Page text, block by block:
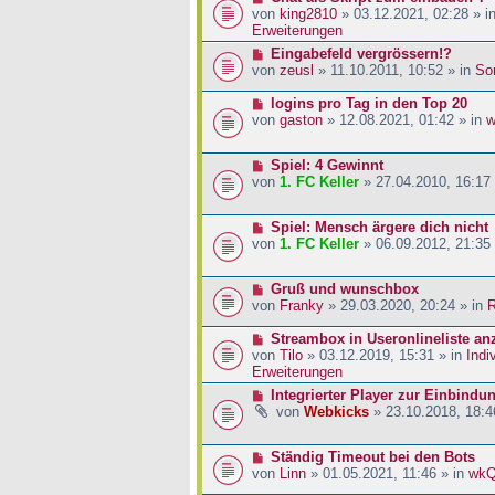
a
g
i
t
r
a
g
r
B
e
t
r
a
g
e
u
e
B
e
t
a
g
von king2810 » 03.12.2021, 02:28 » in
Erweiterungen
N
e
e
r
e
t
a
g
Eingabefeld vergrössern!?
von zeusl » 11.10.2011, 10:52 » in
N
e
e
B
i
r
g
logins pro Tag in den Top 20
von gaston » 12.08.2021, 01:42 » in
N
e
e
B
i
r
a
g
Spiel: 4 Gewinnt
von 1. FC Keller » 27.04.2010, 16:17
N
e
e
B
e
t
r
a
g
Spiel: Mensch ärgere dich nicht
von 1. FC Keller » 06.09.2012, 21:35
N
e
e
r
B
e
t
a
g
Gruß und wunschbox
von Franky » 29.03.2020, 20:24 » in
N
e
u
e
B
t
Streambox in Useronlineliste
von Tilo » 03.12.2019, 15:31 » in
Erweiterungen
N
e
e
B
Integrierter Player zur
von Webkicks » 23.10.2018,
N
e
Ständig Timeout bei den Bots
von Linn » 01.05.2021, 11:46 » in